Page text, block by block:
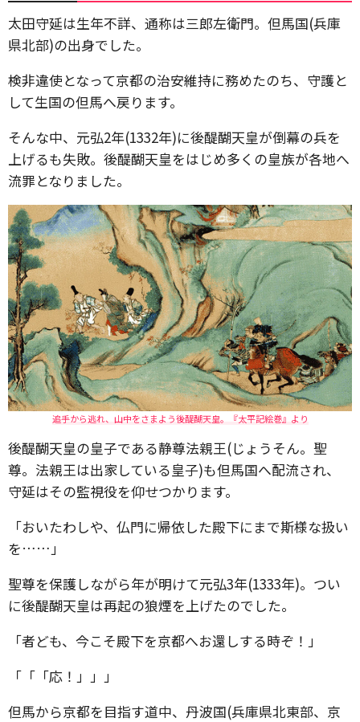
太田守延は生年不詳、通称は三郎左衛門。但馬国(兵庫
県北部)の出身でした。
検非違使となって京都の治安維持に務めたのち、守護と
して生国の但馬へ戻ります。
そんな中、元弘2年(1332年)に後醍醐天皇が倒幕の兵を
上げるも失敗。後醍醐天皇をはじめ多くの皇族が各地へ
流罪となりました。
追手から逃れ、山中をさまよう後醍醐天皇。『太平記絵巻』より
後醍醐天皇の皇子である静尊法親王(じょうそん。聖
尊。法親王は出家している皇子)も但馬国へ配流され、
守延はその監視役を仰せつかります。
「おいたわしや、仏門に帰依した殿下にまで斯様な扱い
を……」
聖尊を保護しながら年が明けて元弘3年(1333年)。つい
に後醍醐天皇は再起の狼煙を上げたのでした。
「者ども、今こそ殿下を京都へお還しする時ぞ！」
「「「応！」」」
但馬から京都を目指す道中、丹波国(兵庫県北東部、京